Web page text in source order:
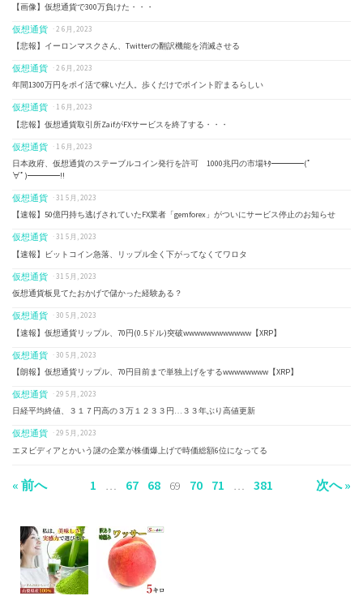
【画像】仮想通貨で300万負けた・・・
仮想通貨 · 2 6月, 2023
【悲報】イーロンマスクさん、Twitterの翻訳機能を消滅させる
仮想通貨 · 2 6月, 2023
年間1300万円をポイ活で稼いだ人。歩くだけでポイント貯まるらしい
仮想通貨 · 1 6月, 2023
【悲報】仮想通貨取引所ZaifがFXサービスを終了する・・・
仮想通貨 · 1 6月, 2023
日本政府、仮想通貨のステーブルコイン発行を許可 1000兆円の市場ｷﾀ━━━━(ﾟ
∀ﾟ)━━━━!!
仮想通貨 · 31 5月, 2023
【速報】50億円持ち逃げされていたFX業者「gemforex」がついにサービス停止のお知らせ
仮想通貨 · 31 5月, 2023
【速報】ビットコイン急落、リップル全く下がってなくてワロタ
仮想通貨 · 31 5月, 2023
仮想通貨板見てたおかげで儲かった経験ある？
仮想通貨 · 30 5月, 2023
【速報】仮想通貨リップル、70円(0.5ドル)突破wwwwwwwwwwww【XRP】
仮想通貨 · 30 5月, 2023
【朗報】仮想通貨リップル、70円目前まで単独上げをするwwwwwwww【XRP】
仮想通貨 · 29 5月, 2023
日経平均終値、３１７円高の３万１２３３円…３３年ぶり高値更新
仮想通貨 · 29 5月, 2023
エヌビディアとかいう謎の企業が株価爆上げで時価総額6位になってる
« 前へ 1 … 67 68 69 70 71 … 381 次へ »